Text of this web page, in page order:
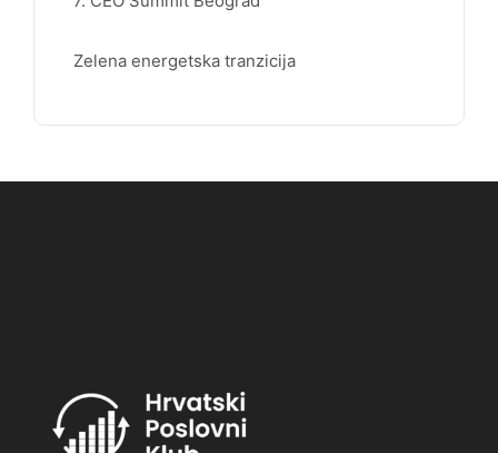
Zelena energetska tranzicija